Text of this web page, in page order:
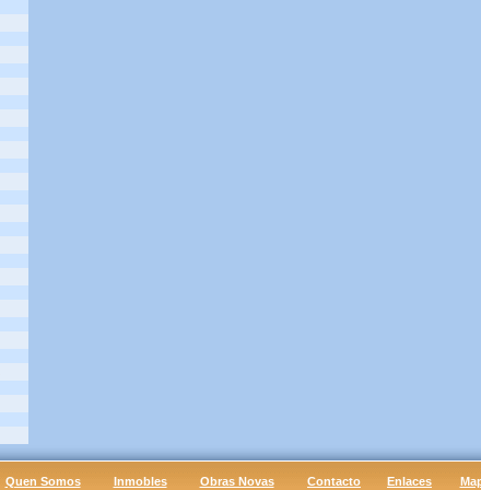
Quen Somos Inmobles Obras Novas Contacto Enlaces